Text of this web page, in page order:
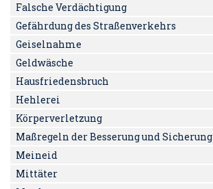
Falsche Verdächtigung
Gefährdung des Straßenverkehrs
Geiselnahme
Geldwäsche
Hausfriedensbruch
Hehlerei
Körperverletzung
Maßregeln der Besserung und Sicherung
Meineid
Mittäter